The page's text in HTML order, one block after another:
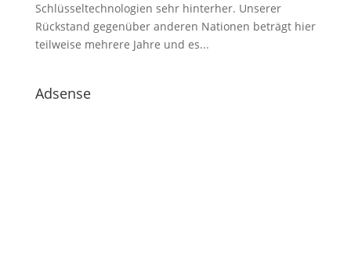
Schlüsseltechnologien sehr hinterher. Unserer
Rückstand gegenüber anderen Nationen beträgt hier
teilweise mehrere Jahre und es...
Adsense